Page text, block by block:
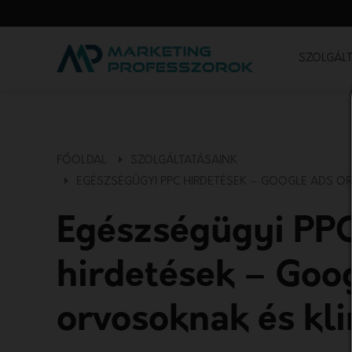
Egészségügyi PPC
hirdetések –
orvosoknak és